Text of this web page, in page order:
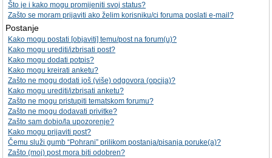
Što je i kako mogu promijeniti svoj status?
Zašto se moram prijaviti ako želim korisniku/ci foruma poslati e-mail?
Postanje
Kako mogu postati [objaviti] temu/post na forum(u)?
Kako mogu urediti/izbrisati post?
Kako mogu dodati potpis?
Kako mogu kreirati anketu?
Zašto ne mogu dodati još (više) odgovora (opcija)?
Kako mogu urediti/izbrisati anketu?
Zašto ne mogu pristupiti tematskom forumu?
Zašto ne mogu dodavati privitke?
Zašto sam dobio/la upozorenje?
Kako mogu prijaviti post?
Čemu služi gumb “Pohrani” prilikom postanja/pisanja poruke(a)?
Zašto (moj) post mora biti odobren?